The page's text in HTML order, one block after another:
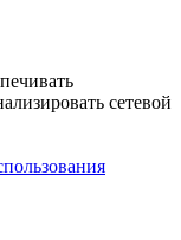
сетевой